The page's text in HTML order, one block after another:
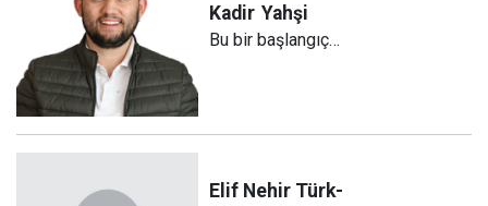
Kadir Yahşi
Bu bir başlangıç…
Elif Nehir Türk-